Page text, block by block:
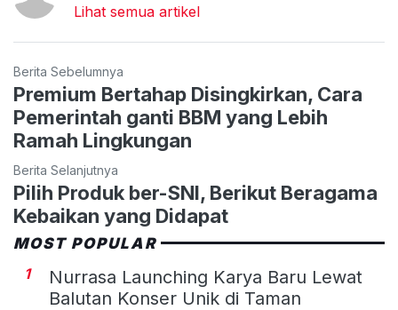
Lihat semua artikel
Berita Sebelumnya
Premium Bertahap Disingkirkan, Cara
Pemerintah ganti BBM yang Lebih
Ramah Lingkungan
Berita Selanjutnya
Pilih Produk ber-SNI, Berikut Beragama
Kebaikan yang Didapat
MOST POPULAR
1
Nurrasa Launching Karya Baru Lewat
Balutan Konser Unik di Taman